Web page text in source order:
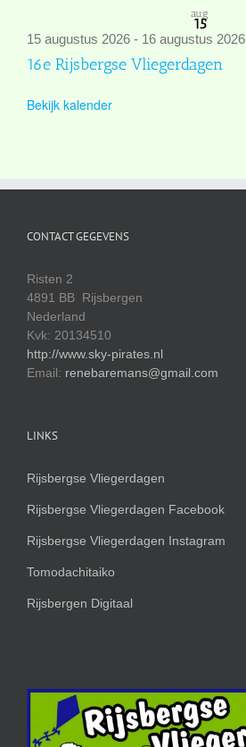
aug
15
15 augustus 2026 - 16 augustus 2026
16e Rijsbergse Vliegerdagen
Bekijk kalender
CONTACT GEGEVENS
Risten 2
4891 BB Rijsbergen
Nederland
Kvk: 20134510
http://www.sky-pirates.nl
Email: renebaremans@gmail.com
LINKS
Rijsbergse Vliegerdagen
Rijsbergse Vliegerdagen Facebook
Rijsbergse Vliegerdagen Instagram
Tomodachitaiko
Rijsbergen Digitaal